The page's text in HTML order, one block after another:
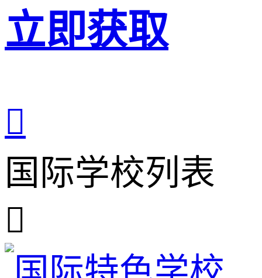
立即获取

国际学校列表
